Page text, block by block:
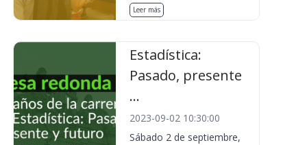
Leer más
Estadística:
Pasado, presente
...
2023-09-02 10:30:00
Sábado 2 de septiembre,